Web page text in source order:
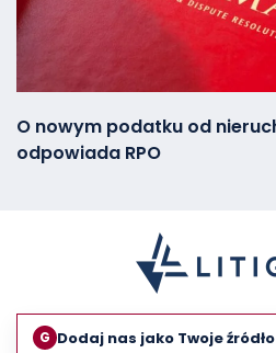
O nowym podatku od
odpowiada RPO
G Dodaj nas jako Twoje